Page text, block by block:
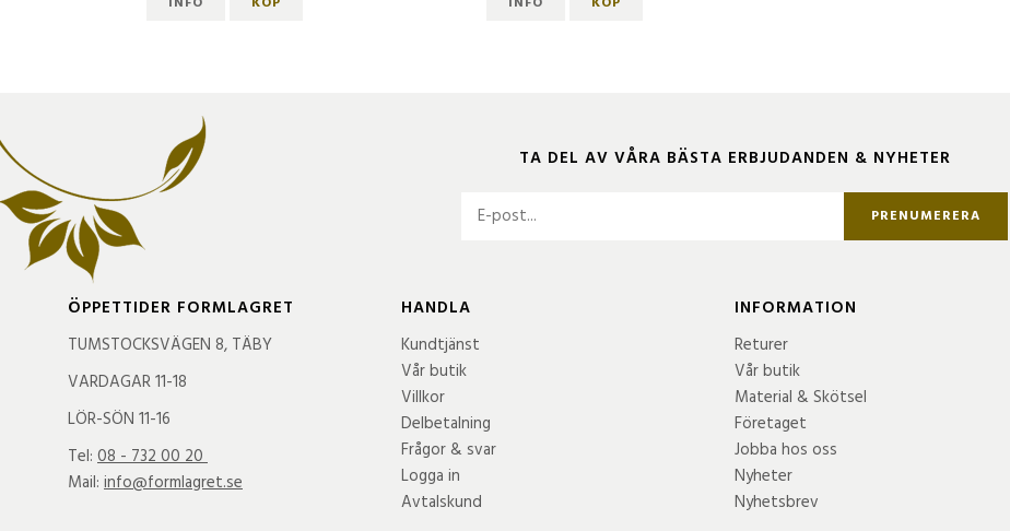
TA DEL AV VÅRA BÄSTA ERBJUDANDEN & NYHETER
PRENUMERERA
ÖPPETTIDER FORMLAGRET
TUMSTOCKSVÄGEN 8, TÄBY
VARDAGAR 11-18
LÖR-SÖN 11-16
Tel: 08 - 732 00 20
Mail: info@formlagret.se
HANDLA
Kundtjänst
Vår butik
Villkor
Delbetalning
Frågor & svar
Logga in
Avtalskund
INFORMATION
Returer
Vår butik
Material & Skötsel
Företaget
Jobba hos oss
Nyheter
Nyhetsbrev